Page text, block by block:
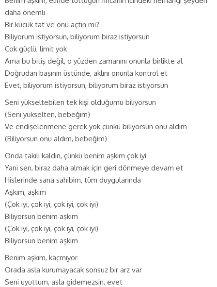
daha önemli
Bir küçük tat ve onu açtın mı?
Biliyorum istiyorsun, biliyorum biraz istiyorsun
Çok güçlü, limit yok
Ama bu bitiş değil, o yüzden zamanını onunla birlikte al
Doğrudan başının üstünde, aklını onunla kontrol et
Evet, biliyorum istiyorsun, biliyorum biraz istiyorsun
Seni yükseltebilen tek kişi olduğumu biliyorsun
(Seni yükselten, bebeğim)
Ve endişelenmene gerek yok çünkü biliyorsun onu aldım
(Biliyorsun onu aldım, bebeğim)
Onda takılı kaldın, çünkü benim aşkım çok iyi
Yani sen, biraz daha almak için geri dönmeye devam et
Hislerinde sana sahibim, tüm duygularında
Aşkım, aşkım
(Çok iyi, çok iyi, çok iyi, çok iyi)
Biliyorsun benim aşkım
(Çok iyi, çok iyi, çok iyi, çok iyi)
Biliyorsun benim aşkım
Benim aşkım, kaçmıyor
Orada asla kurumayacak sonsuz bir arz var
Seni uyuttum, asla gidemezsin, evet